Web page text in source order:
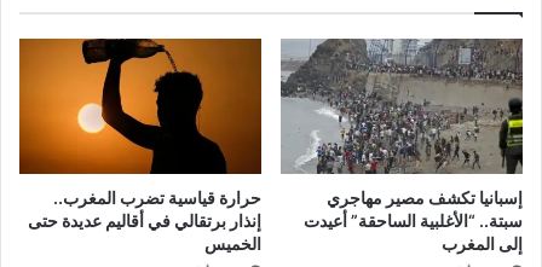
إسبانيا تكشف مصير مهاجري
سبتة.. “الأغلبية الساحقة” أعيدت
إلى المغرب
حرارة قياسية تضرب المغرب..
إنذار برتقالي في أقاليم عديدة حتى
الخميس